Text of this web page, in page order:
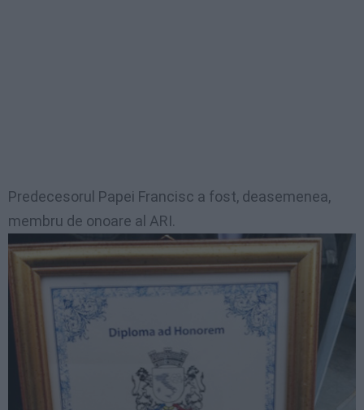
Predecesorul Papei Francisc a fost, deasemenea,
membru de onoare al ARI.